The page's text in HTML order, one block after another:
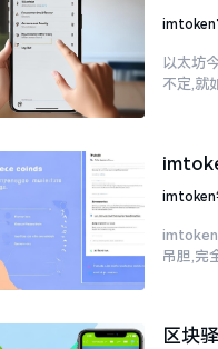
imtoken
以太坊
不定,就
imtoken
imtoken
吊胆,完
区块